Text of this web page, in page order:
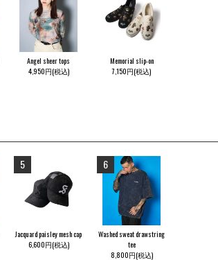
Angel sheer tops
4,950円(税込)
Memorial slip-on
7,150円(税込)
5
Jacquard paisley mesh cap
6,600円(税込)
6
Washed sweat drawstring
tee
8,800円(税込)